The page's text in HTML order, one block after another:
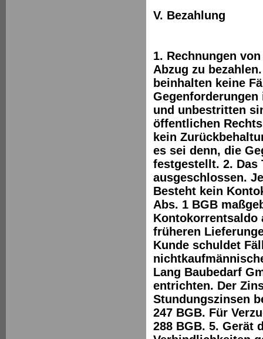
V. Bezahlung
1. Rechnungen
Abzug zu
beinhalten keine
und unbestritten
öffentlichen
kein
es sei denn, die
festgestellt. 2.
ausgeschlossen.
Besteht kein
Abs. 1 BGB
Kontokorrentsaldo
früheren
Kunde schuldet
Lang Baubedarf
entrichten. Der
Stundungszinsen
247 BGB. Für
288 BGB. 5. Gerät